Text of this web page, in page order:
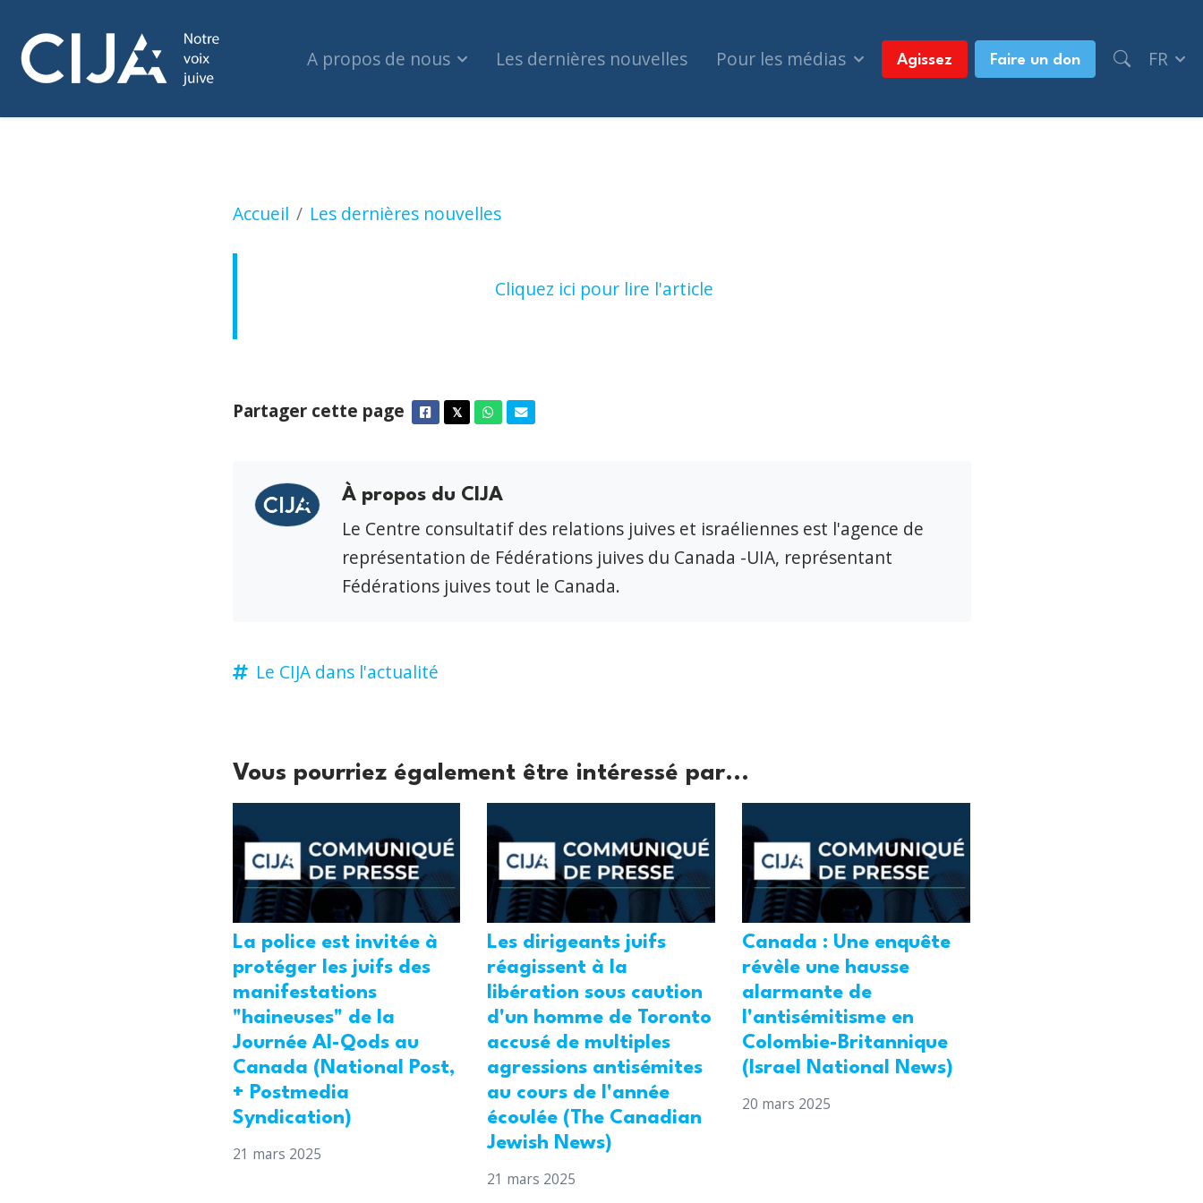
A propos de nous Les dernières nouvelles Pour les médias Agissez Faire un don FR
Accueil Les dernières nouvelles
Une synagogue visée par un objet incendiaire dans Dollard-des-Ormeaux (Radio-Canada)
Cliquez ici pour lire l'article
Partager cette page Facebook
𝕏TwitterWhatsappCourriel
À propos du CIJA
Le Centre consultatif des relations juives et israéliennes est l'agence de
représentation de Fédérations juives du Canada -UIA, représentant
Fédérations juives tout le Canada.
Le CIJA dans l'actualité
Vous pourriez également être intéressé par...
La police est invitée à
protéger les juifs des
manifestations
"haineuses" de la
Journée Al-Qods au
Canada (National Post,
+ Postmedia
Syndication)
21 mars 2025
Les dirigeants juifs
réagissent à la
libération sous caution
d'un homme de Toronto
accusé de multiples
agressions antisémites
au cours de l'année
écoulée (The Canadian
Jewish News)
21 mars 2025
Canada : Une enquête
révèle une hausse
alarmante de
l'antisémitisme en
Colombie-Britannique
(Israel National News)
20 mars 2025